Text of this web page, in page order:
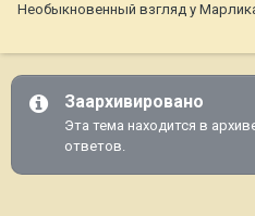
Необыкновенный взгляд у
Заархивировано
Эта тема находится в
ответов.